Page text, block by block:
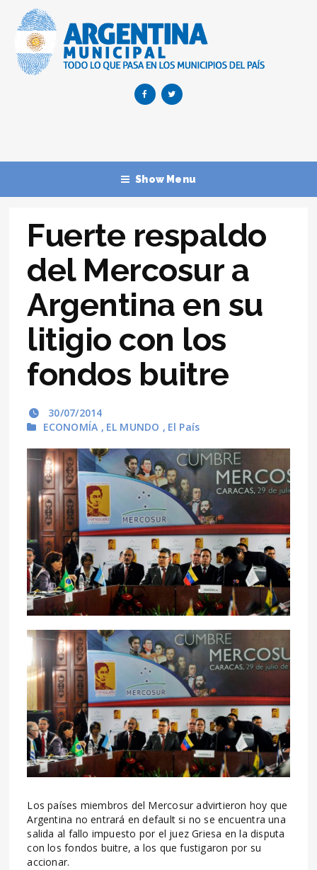
Show Menu
Fuerte respaldo
del Mercosur a
Argentina en su
litigio con los
fondos buitre
30/07/2014
ECONOMÍA , EL MUNDO , El País
Los países miembros del Mercosur advirtieron hoy que
Argentina no entrará en default si no se encuentra una
salida al fallo impuesto por el juez Griesa en la disputa
con los fondos buitre, a los que fustigaron por su
accionar.